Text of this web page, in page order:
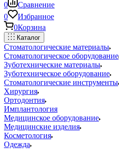
0
Сравнение
0
Избранное
0Корзина
Каталог
Стоматологические материалы
Стоматологическое оборудование
Зуботехнические материалы
Зуботехническое оборудование
Стоматологические инструменты
Хирургия
Ортодонтия
Имплантология
Медицинское оборудование
Медицинские изделия
Косметология
Одежда